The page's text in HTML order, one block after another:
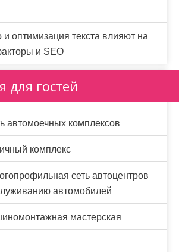
и оптимизация текста влияют на
и SEO
гостей
автомоечных комплексов
комплекс
сеть автоцентров
автомобилей
мастерская